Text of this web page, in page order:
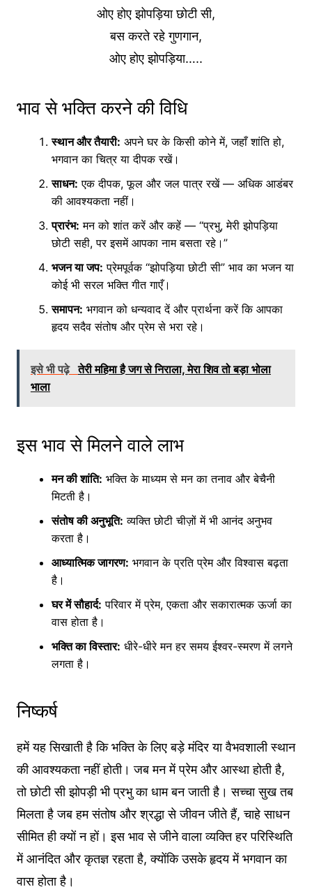
ओए होए झोपड़िया छोटी सी,
बस करते रहे गुणगान,
ओए होए झोपड़िया…..
भाव से भक्ति करने की विधि
स्थान और तैयारी: अपने घर के किसी कोने में, जहाँ शांति हो,
भगवान का चित्र या दीपक रखें।
साधन: एक दीपक, फूल और जल पात्र रखें — अधिक आडंबर
की आवश्यकता नहीं।
प्रारंभ: मन को शांत करें और कहें — “प्रभु, मेरी झोपड़िया
छोटी सही, पर इसमें आपका नाम बसता रहे।”
भजन या जप: प्रेमपूर्वक “झोपड़िया छोटी सी” भाव का भजन या
कोई भी सरल भक्ति गीत गाएँ।
समापन: भगवान को धन्यवाद दें और प्रार्थना करें कि आपका
हृदय सदैव संतोष और प्रेम से भरा रहे।
इसे भी पढ़े तेरी महिमा है जग से निराला, मेरा शिव तो बड़ा भोला
भाला
इस भाव से मिलने वाले लाभ
मन की शांति: भक्ति के माध्यम से मन का तनाव और बेचैनी
मिटती है।
संतोष की अनुभूति: व्यक्ति छोटी चीज़ों में भी आनंद अनुभव
करता है।
आध्यात्मिक जागरण: भगवान के प्रति प्रेम और विश्वास बढ़ता
है।
घर में सौहार्द: परिवार में प्रेम, एकता और सकारात्मक ऊर्जा का
वास होता है।
भक्ति का विस्तार: धीरे-धीरे मन हर समय ईश्वर-स्मरण में लगने
लगता है।
निष्कर्ष
हमें यह सिखाती है कि भक्ति के लिए बड़े मंदिर या वैभवशाली स्थान
की आवश्यकता नहीं होती। जब मन में प्रेम और आस्था होती है,
तो छोटी सी झोपड़ी भी प्रभु का धाम बन जाती है। सच्चा सुख तब
मिलता है जब हम संतोष और श्रद्धा से जीवन जीते हैं, चाहे साधन
सीमित ही क्यों न हों। इस भाव से जीने वाला व्यक्ति हर परिस्थिति
में आनंदित और कृतज्ञ रहता है, क्योंकि उसके हृदय में भगवान का
वास होता है।